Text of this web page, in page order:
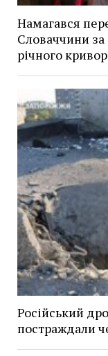
Намагався
Словаччини
річного
Російський
постраждали